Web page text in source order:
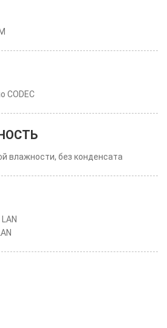
CODEC
влажности, без конденсата